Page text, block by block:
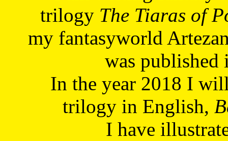
trilogy The Tiaras of
my fantasyworld
was published
In the year 2018 I
trilogy in English,
I have